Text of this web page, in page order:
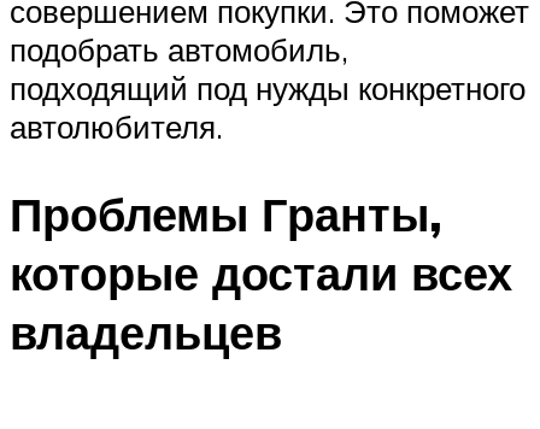
совершением покупки. Это поможет
подобрать автомобиль,
подходящий под нужды конкретного
автолюбителя.
Проблемы Гранты,
которые достали всех
владельцев